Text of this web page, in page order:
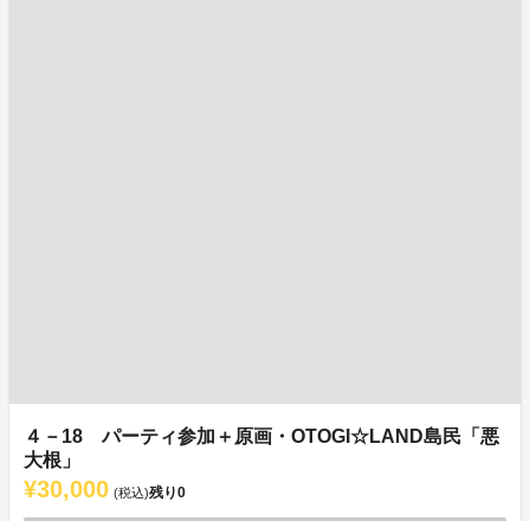
４－18 パーティ参加＋原画・OTOGI☆LAND島民「悪
大根」
¥30,000 (税込)残り0